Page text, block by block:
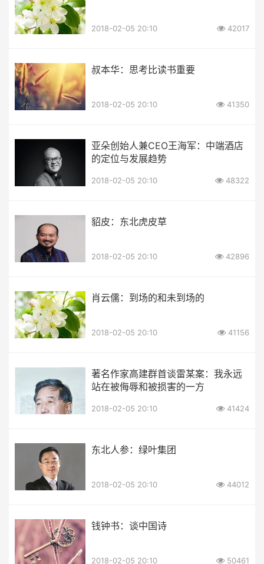
2018-02-05 20:10 42017
叔本华：思考比读书重要
2018-02-05 20:10 41350
亚朵创始人兼CEO王海军：中端酒店
的定位与发展趋势
2018-02-05 20:10 48322
貂皮：东北虎皮草
2018-02-05 20:10 42896
肖云儒：到场的和未到场的
2018-02-05 20:10 41156
著名作家高建群首谈雷某案：我永远
站在被侮辱和被损害的一方
2018-02-05 20:10 41424
东北人参：绿叶集团
2018-02-05 20:10 44012
钱钟书：谈中国诗
2018-02-05 20:10 50461